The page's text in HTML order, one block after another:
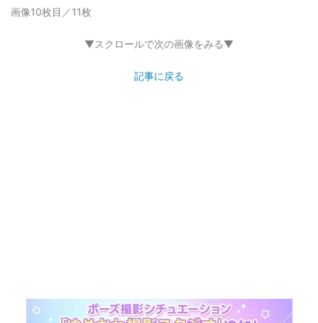
画像10枚目／11枚
▼スクロールで次の画像をみる▼
記事に戻る